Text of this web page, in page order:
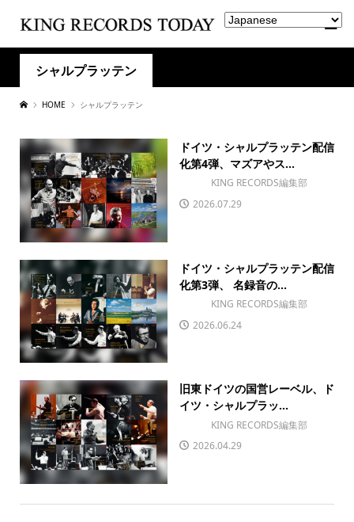
シャルプラッテン
HOME シャルプラッテン
ドイツ・シャルプラッテン配信
化第4弾、マズアやス...
KING RECORDS編集部
2026.07.29
ドイツ・シャルプラッテン配信
化第3弾、 名録音の...
KING RECORDS編集部
2026.06.24
旧東ドイツの国営レーベル、ド
イツ・シャルプラッ...
KING RECORDS編集部
2026.04.29